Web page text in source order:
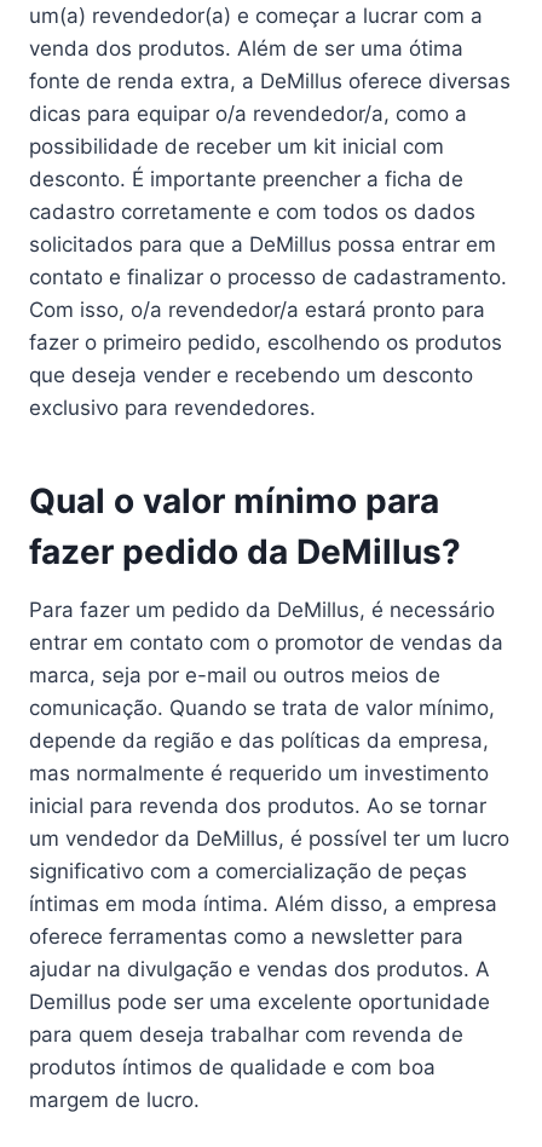
um(a) revendedor(a) e começar a lucrar com a
venda dos produtos. Além de ser uma ótima
fonte de renda extra, a DeMillus oferece diversas
dicas para equipar o/a revendedor/a, como a
possibilidade de receber um kit inicial com
desconto. É importante preencher a ficha de
cadastro corretamente e com todos os dados
solicitados para que a DeMillus possa entrar em
contato e finalizar o processo de cadastramento.
Com isso, o/a revendedor/a estará pronto para
fazer o primeiro pedido, escolhendo os produtos
que deseja vender e recebendo um desconto
exclusivo para revendedores.
Qual o valor mínimo para
fazer pedido da DeMillus?
Para fazer um pedido da DeMillus, é necessário
entrar em contato com o promotor de vendas da
marca, seja por e-mail ou outros meios de
comunicação. Quando se trata de valor mínimo,
depende da região e das políticas da empresa,
mas normalmente é requerido um investimento
inicial para revenda dos produtos. Ao se tornar
um vendedor da DeMillus, é possível ter um lucro
significativo com a comercialização de peças
íntimas em moda íntima. Além disso, a empresa
oferece ferramentas como a newsletter para
ajudar na divulgação e vendas dos produtos. A
Demillus pode ser uma excelente oportunidade
para quem deseja trabalhar com revenda de
produtos íntimos de qualidade e com boa
margem de lucro.